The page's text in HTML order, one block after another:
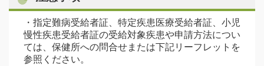
・指定難病受給者証、特定疾患医療受給者証、小児
慢性疾患受給者証の受給対象疾患や申請方法につい
ては、保健所への問合せまたは下記リーフレットを
参照ください。